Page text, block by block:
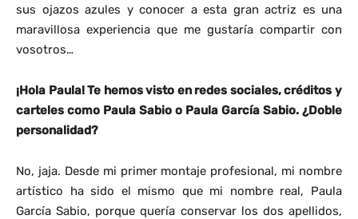
sus ojazos azules y conocer a esta gran actriz es una
maravillosa experiencia que me gustaría compartir con
vosotros…
¡Hola Paula! Te hemos visto en redes sociales, créditos y
carteles como Paula Sabio o Paula García Sabio. ¿Doble
personalidad?
No, jaja. Desde mi primer montaje profesional, mi nombre
artístico ha sido el mismo que mi nombre real, Paula
García Sabio, porque quería conservar los dos apellidos,